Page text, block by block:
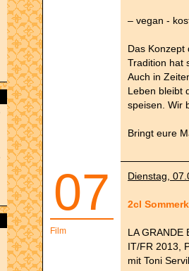
– vegan -
Das Konzept
Tradition hat
Auch in
Leben bleibt
speisen. Wir
Bringt eure
07
Film
Dienstag,
2cl
LA GRANDE
IT/FR 2013,
mit Toni